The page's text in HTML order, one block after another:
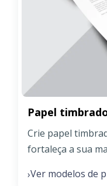
Papel
Crie papel
fortaleça a sua
›Ver modelos de